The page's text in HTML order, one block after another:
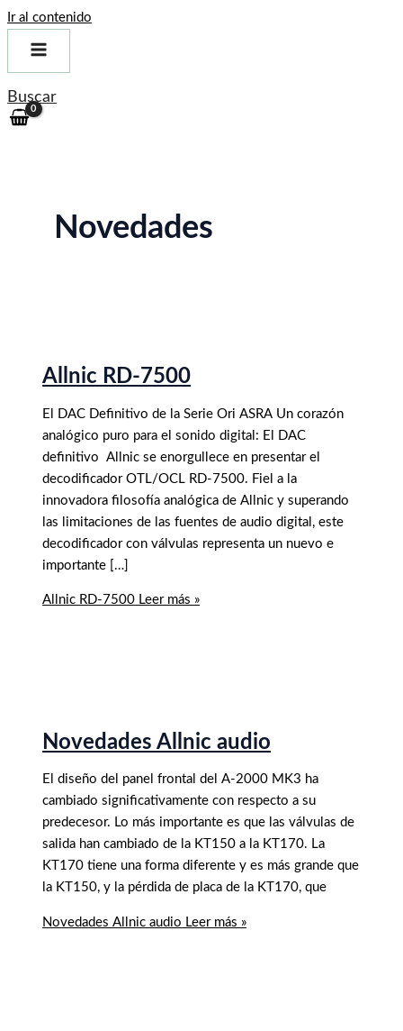
Ir al contenido
Buscar
Novedades
Allnic RD-7500
El DAC Definitivo de la Serie Ori ASRA Un corazón
analógico puro para el sonido digital: El DAC
definitivo Allnic se enorgullece en presentar el
decodificador OTL/OCL RD-7500. Fiel a la
innovadora filosofía analógica de Allnic y superando
las limitaciones de las fuentes de audio digital, este
decodificador con válvulas representa un nuevo e
importante […]
Allnic RD-7500 Leer más »
Novedades Allnic audio
El diseño del panel frontal del A-2000 MK3 ha
cambiado significativamente con respecto a su
predecesor. Lo más importante es que las válvulas de
salida han cambiado de la KT150 a la KT170. La
KT170 tiene una forma diferente y es más grande que
la KT150, y la pérdida de placa de la KT170, que
Novedades Allnic audio Leer más »